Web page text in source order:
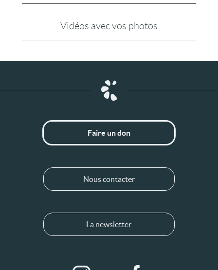
Vidéos avec vos photos
Faire un don
Nous contacter
La newsletter